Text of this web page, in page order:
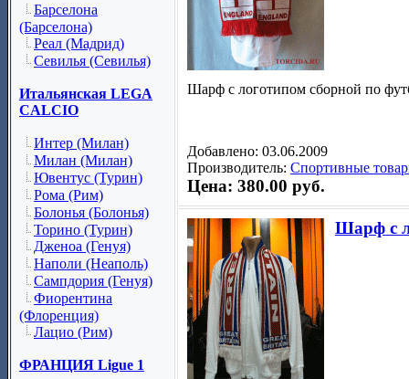
Барселона
(Барселона)
Реал (Мадрид)
Севилья (Севилья)
Итальянская LEGA
CALCIO
Интер (Милан)
Милан (Милан)
Ювентус (Турин)
Рома (Рим)
Болонья (Болонья)
Торино (Турин)
Дженоа (Генуя)
Наполи (Неаполь)
Сампдория (Генуя)
Фиорентина
(Флоренция)
Лацио (Рим)
ФРАНЦИЯ Ligue 1
Шарф с логотипом сборной по
Добавлено: 03.06.2009
Производитель: Спортивные
Цена: 380.00 руб.
Шарф с